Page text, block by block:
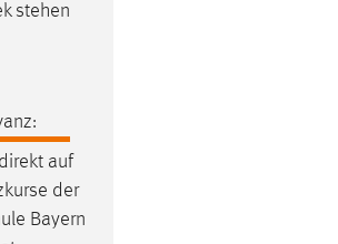
stehen
auf
der
Bayern